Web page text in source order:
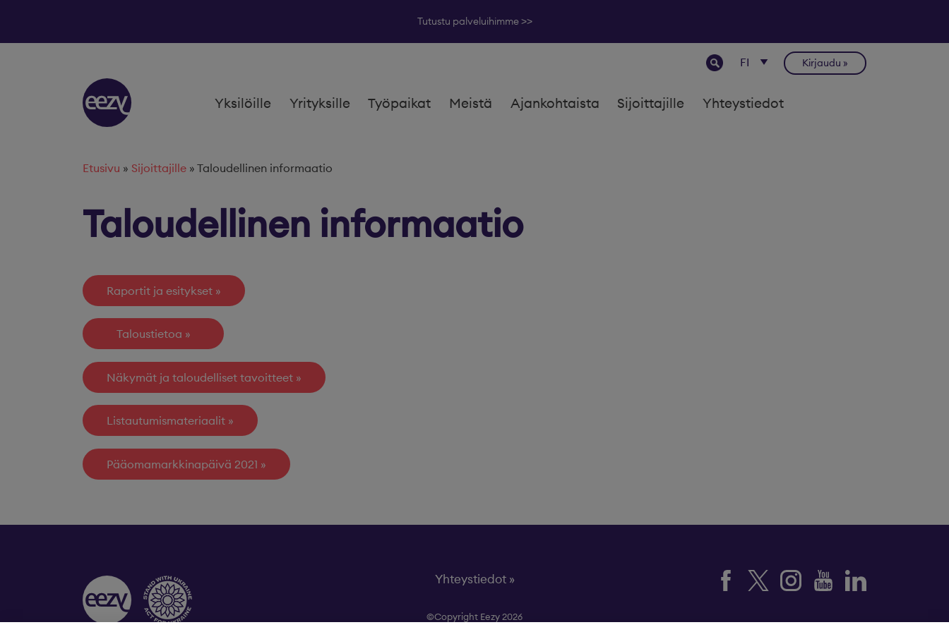
Tutustu palveluihimme >>
Kirjaudu
Yksilöille Yrityksille Työpaikat Meistä Ajankohtaista Sijoittajille Yhteystiedot
Etusivu » Sijoittajille » Taloudellinen informaatio
Taloudellinen informaatio
Raportit ja esitykset
Taloustietoa
Näkymät ja taloudelliset tavoitteet
Listautumismateriaalit
Pääomamarkkinapäivä 2021
Yhteystiedot »
©Copyright Eezy 2026